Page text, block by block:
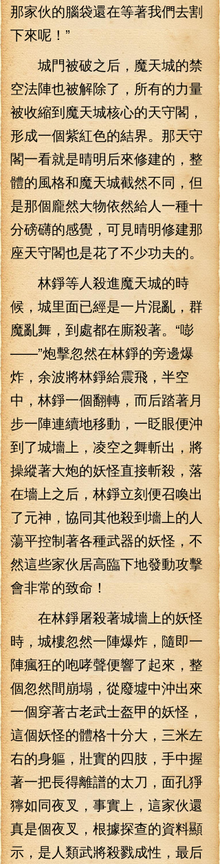
那家伙的腦袋還在等著我們去割
下來呢！”
城門被破之后，魔天城的禁
空法陣也被解除了，所有的力量
被收縮到魔天城核心的天守閣，
形成一個紫紅色的結界。那天守
閣一看就是晴明后來修建的，整
體的風格和魔天城截然不同，但
是那個龐然大物依然給人一種十
分磅礴的感覺，可見晴明修建那
座天守閣也是花了不少功夫的。
林錚等人殺進魔天城的時
候，城里面已經是一片混亂，群
魔亂舞，到處都在廝殺著。“嘭
——”炮擊忽然在林錚的旁邊爆
炸，余波將林錚給震飛，半空
中，林錚一個翻轉，而后踏著月
步一陣連續地移動，一眨眼便沖
到了城墻上，凌空之舞斬出，將
操縱著大炮的妖怪直接斬殺，落
在墻上之后，林錚立刻便召喚出
了元神，協同其他殺到墻上的人
蕩平控制著各種武器的妖怪，不
然這些家伙居高臨下地發動攻擊
會非常的致命！
在林錚屠殺著城墻上的妖怪
時，城樓忽然一陣爆炸，隨即一
陣瘋狂的咆哮聲便響了起來，整
個忽然間崩塌，從廢墟中沖出來
一個穿著古老武士盔甲的妖怪，
這個妖怪的體格十分大，三米左
右的身軀，壯實的四肢，手中握
著一把長得離譜的太刀，面孔猙
獰如同夜叉，事實上，這家伙還
真是個夜叉，根據探查的資料顯
示，是人類武將殺戮成性，最后